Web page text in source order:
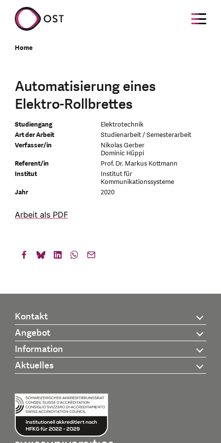
Home
Automatisierung eines
Elektro-Rollbrettes
Studiengang
Elektrotechnik
Art der Arbeit
Studienarbeit / Semesterarbeit
Verfasser/in
Nikolas Gerber
Dominic Hüppi
Referent/in
Prof. Dr. Markus Kottmann
Institut
Institut für
Kommunikationssysteme
Jahr
2020
Arbeit als PDF
Kontakt
Angebot
Information
Aktuelles